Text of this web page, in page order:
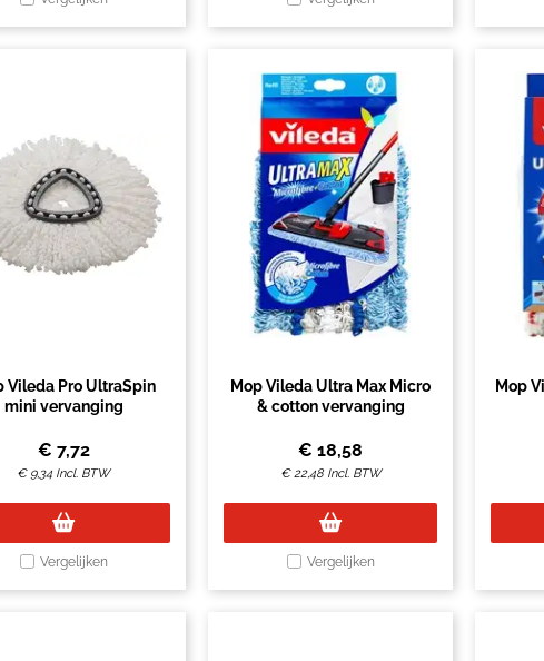
Vileda Pro UltraSpin
mini vervanging
€ 7,72
€ 9,34 Incl. BTW
Vergelijken
Mop Vileda Ultra Max Micro
& cotton vervanging
€ 18,58
€22,48 Incl. BTW
Vergelijken
Mop